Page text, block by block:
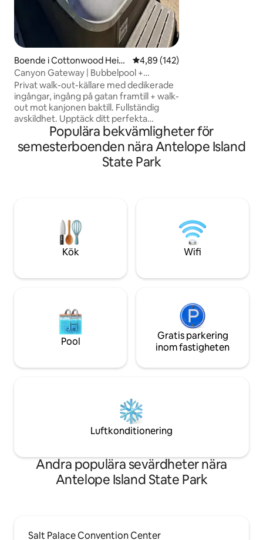
Boende i Cottonwood Heig
hts
4,89 av 5 i genomsnittligt
4,89 (142)
Canyon Gateway | Bubbelpool +
vandringar | Cottonwood
Privat walk-out-källare med dedikerade
ingångar, ingång på gatan framtill + walk-
out mot kanjonen baktill. Fullständig
avskildhet. Upptäck ditt perfekta
basläger vid foten av Little & Big
Cottonwood Canyons. Slappna av i en
privat badtunna med panoramautsikt
över Salt Lake Valley, fräscha upp dig i en
– fråga efter priser. 3 queensize-sängar,
fullt utrustat kök, självständig
incheckning. Jordnära återhämtning
Populära bekvämligheter för
semesterboenden nära Antelope Island
State Park
Kök Wifi
Pool
Gratis parkering
inom fastigheten
Luftkonditionering
Andra populära sevärdheter nära
Antelope Island State Park
Salt Palace Convention Center